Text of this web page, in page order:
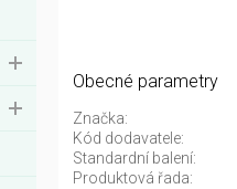
Obecné parametry
Značka:
Kód dodavatele:
Standardní balení:
Produktová řada: